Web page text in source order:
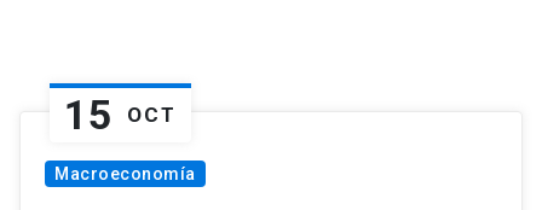
15 OCT
Macroeconomía